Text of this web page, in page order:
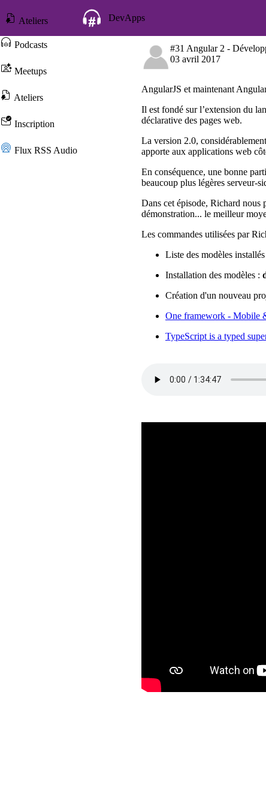
Ateliers
Inscription
Flux RSS Audio
DevApps
Podcasts
Meetups
Ateliers
Inscription
Flux RSS Audio
#31 Angular 2 -
03 avril 2017
AngularJS et maintenant
Il est fondé sur l’extension du
déclarative des pages web.
La version 2.0,
apporte aux applications web
En conséquence, une bonne
beaucoup plus légères serveur-
Dans cet épisode, Richard nous
démonstration... le meilleur
Les commandes utilisées par
Liste des modèles installés
Installation des modèles :
Création d'un nouveau
One framework - Mobile
TypeScript is a typed